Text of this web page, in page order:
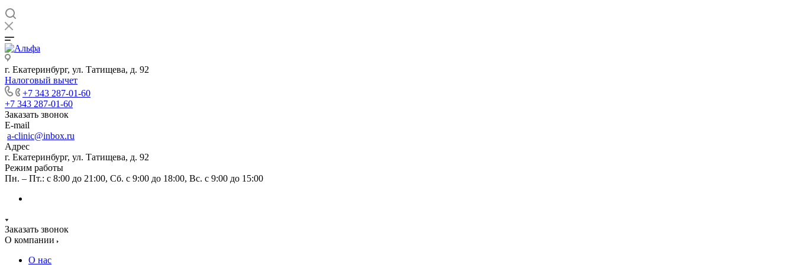
г. Екатеринбург, ул. Татищева, д. 92
Налоговый вычет
+7 343 287-01-60
+7 343 287-01-60
Заказать звонок
E-mail
a-clinic@inbox.ru
Адрес
г. Екатеринбург, ул. Татищева, д. 92
Режим работы
Пн. – Пт.: с 8:00 до 21:00, Сб. с 9:00 до 18:00, Вс. с 9:00 до 15:00
Заказать звонок
О компании
О нас